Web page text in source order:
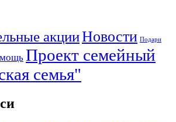
акцииНовости Подари
Проект семейный
семья"